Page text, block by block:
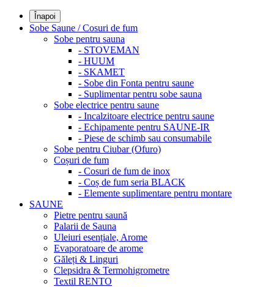
Înapoi
Sobe Saune / Cosuri de fum
Sobe pentru sauna
- STOVEMAN
- HUUM
- SKAMET
- Sobe din Fonta pentru saune
- Suplimentar pentru sobe sauna
Sobe electrice pentru saune
- Incalzitoare electrice pentru saune
- Echipamente pentru SAUNE-IR
- Piese de schimb sau consumabile
Sobe pentru Ciubar (Ofuro)
Coșuri de fum
- Cosuri de fum de inox
- Coș de fum seria BLACK
- Elemente suplimentare pentru montare
SAUNE
Pietre pentru saună
Palarii de Sauna
Uleiuri esențiale, Arome
Evaporatoare de arome
Găleți & Linguri
Clepsidra & Termohigrometre
Textil RENTO